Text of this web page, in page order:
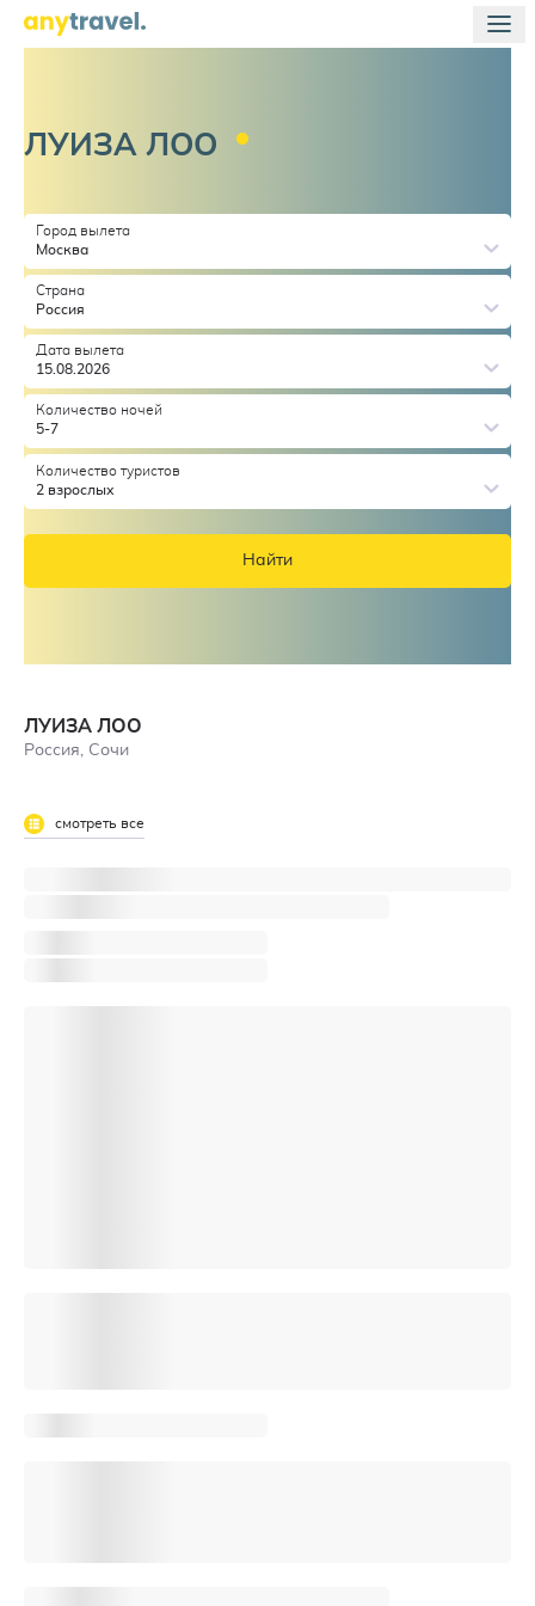
ЛУИЗА ЛОО
Город вылета
Москва
Страна
Россия
Дата вылета
15.08.2026
Количество ночей
5-7
Количество туристов
2 взрослых
Найти
ЛУИЗА ЛОО
Россия, Сочи
смотреть все